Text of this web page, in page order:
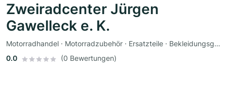
Zweiradcenter Jürgen
Gawelleck e. K.
Motorradhandel · Motorradzubehör · Ersatzteile · Bekleidungsgeschäft · Motorradservice · Fahrzeuglackierungen · Motorradwerkstatt · Werkstatt
0.0
(0 Bewertungen)